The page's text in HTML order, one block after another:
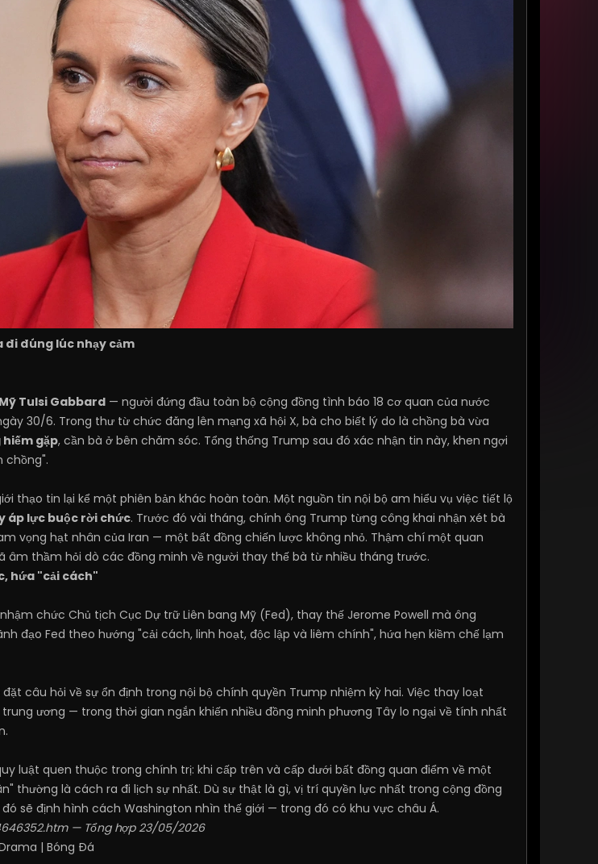
đi đúng lúc nhạy cảm
Tulsi Gabbard — người đứng đầu toàn bộ cộng đồng tình báo 18 cơ quan của nước
30/6. Trong thư từ chức đăng lên mạng xã hội X, bà cho biết lý do là chồng bà vừa
gặp, cần bà ở bên chăm sóc. Tổng thống Trump sau đó xác nhận tin này, khen ngợi
chồng".
thạo tin lại kể một phiên bản khác hoàn toàn. Một nguồn tin nội bộ am hiểu vụ việc tiết lộ
áp lực buộc rời chức. Trước đó vài tháng, chính ông Trump từng công khai nhận xét bà
vọng hạt nhân của Iran — một bất đồng chiến lược không nhỏ. Thậm chí một quan
âm thầm hỏi dò các đồng minh về người thay thế bà từ nhiều tháng trước.
hứa "cải cách"
chức Chủ tịch Cục Dự trữ Liên bang Mỹ (Fed), thay thế Jerome Powell mà ông
đạo Fed theo hướng "cải cách, linh hoạt, độc lập và liêm chính", hứa hẹn kiềm chế lạm
câu hỏi về sự ổn định trong nội bộ chính quyền Trump nhiệm kỳ hai. Việc thay loạt
ương — trong thời gian ngắn khiến nhiều đồng minh phương Tây lo ngại về tính nhất
luật quen thuộc trong chính trị: khi cấp trên và cấp dưới bất đồng quan điểm về một
thường là cách ra đi lịch sự nhất. Dù sự thật là gì, vị trí quyền lực nhất trong cộng đồng
sẽ định hình cách Washington nhìn thế giới — trong đó có khu vực châu Á.
— Tổng hợp 23/05/2026
| Bóng Đá